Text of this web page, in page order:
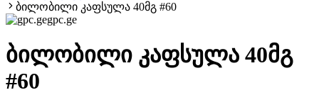
ბილობილი კაფსულა 40მგ #60
gpc.ge
ბილობილი კაფსულა 40მგ
#60